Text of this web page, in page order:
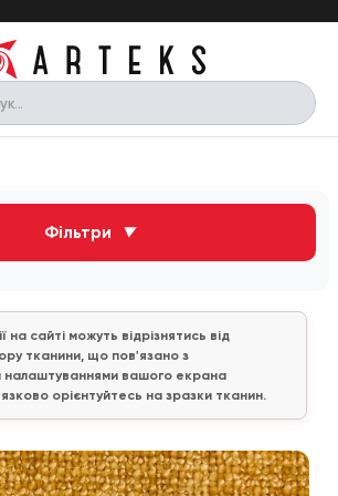
Фільтри ▼
на сайті можуть відрізнятись від
тканини, що пов'язано з
налаштуваннями вашого екрана
орієнтуйтесь на зразки тканин.